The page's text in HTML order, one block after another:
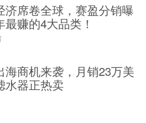
济席卷全球，赛盈分销曝
赚的4大品类！
海商机来袭，月销23万美
水器正热卖